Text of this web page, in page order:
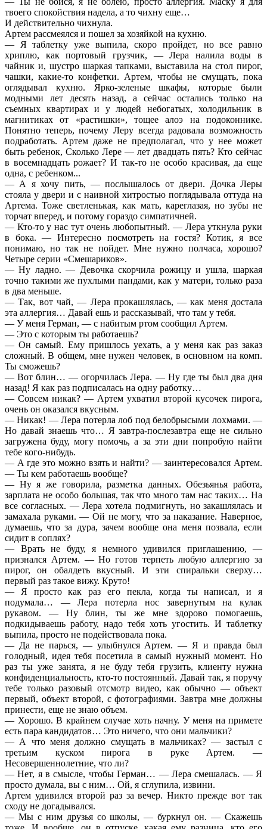
твоего спокойствия надела, а то чихну еще…
И действительно чихнула.
Артем рассмеялся и пошел за хозяйкой на кухню.
— Я таблетку уже выпила, скоро пройдет, но все равно
хриплю, как портовый грузчик, — Лера налила воды в
чайник и, шустро шаркая тапками, выставила на стол пирог,
чашки, какие-то конфетки. Артем, чтобы не смущать, пока
оглядывал кухню. Ярко-зеленые шкафы, которые были
модными лет десять назад, а сейчас остались только на
съемных квартирах и у людей небогатых, холодильник в
магнитиках от «растишки», тощее алоэ на подоконнике.
Понятно теперь, почему Леру всегда радовала возможность
подработать. Артем даже не предполагал, что у нее может
быть ребенок, Сколько Лере — лет двадцать пять? Кто сейчас
в восемнадцать рожает? И так-то не особо красивая, да еще
одна, с ребенком...
— А я хочу пить, — послышалось от двери. Дочка Леры
стояла у двери и с наивной хитростью поглядывала оттуда на
Артема. Тоже светленькая, как мать, кареглазая, но зубы не
торчат вперед, и потому гораздо симпатичней.
— Кто-то у нас тут очень любопытный. — Лера уткнула руки
в бока. — Интересно посмотреть на гостя? Котик, я все
понимаю, но так не пойдет. Мне нужно полчаса, хорошо?
Четыре серии «Смешариков».
— Ну ладно. — Девочка скорчила рожицу и ушла, шаркая
точно такими же пухлыми пандами, как у матери, только раза
в два меньше.
— Так, вот чай, — Лера прокашлялась, — как меня достала
эта аллергия… Давай ешь и рассказывай, что там у тебя.
— У меня Герман, — с набитым ртом сообщил Артем.
— Это с которым ты работаешь?
— Он самый. Ему пришлось уехать, а у меня как раз заказ
сложный. В общем, мне нужен человек, в основном на комп.
Ты сможешь?
— Вот блин… — огорчилась Лера. — Ну где ты был два дня
назад! Я как раз подписалась на одну работку…
— Совсем никак? — Артем ухватил второй кусочек пирога,
очень он оказался вкусным.
— Никак! — Лера потерла лоб под белобрысыми лохмами. —
Но давай знаешь что… Я завтра-послезавтра еще не сильно
загружена буду, могу помочь, а за эти дни попробую найти
тебе кого-нибудь.
— А где это можно взять и найти? — заинтересовался Артем.
— Ты кем работаешь вообще?
— Ну я же говорила, разметка данных. Обезьянья работа,
зарплата не особо большая, так что много там нас таких… На
все согласных. — Лера хотела подмигнуть, но закашлялась и
замахала руками. — Ой не могу, что за наказание. Наверное,
думаешь, что за дура, зачем вообще она меня позвала, если
сидит в соплях?
— Врать не буду, я немного удивился приглашению, —
признался Артем. — Но готов терпеть любую аллергию за
пирог, он обалдеть вкусный. И эти спиральки сверху…
первый раз такое вижу. Круто!
— Я просто как раз его пекла, когда ты написал, и я
подумала… — Лера потерла нос завернутым на кулак
рукавом. — Ну блин, ты же мне здорово помогаешь,
подкидываешь работу, надо тебя хоть угостить. И таблетку
выпила, просто не подействовала пока.
— Да не парься, — улыбнулся Артем. — Я и правда был
голодный, идея тебя посетила в самый нужный момент. Но
раз ты уже занята, я не буду тебя грузить, клиенту нужна
конфиденциальность, кто-то постоянный. Давай так, я поручу
тебе только разовый отсмотр видео, как обычно — объект
первый, объект второй, с фотографиями. Завтра мне должны
принести, еще не знаю объем.
— Хорошо. В крайнем случае хоть начну. У меня на примете
есть пара кандидатов… Это ничего, что они мальчики?
— А что меня должно смущать в мальчиках? — застыл с
третьим куском пирога в руке Артем. —
Несовершеннолетние, что ли?
— Нет, я в смысле, чтобы Герман… — Лера смешалась. — Я
просто думала, вы с ним… Ой, я сглупила, извини.
Артем удивился второй раз за вечер. Никто прежде вот так
сходу не догадывался.
— Мы с ним друзья со школы, — буркнул он. — Скажешь